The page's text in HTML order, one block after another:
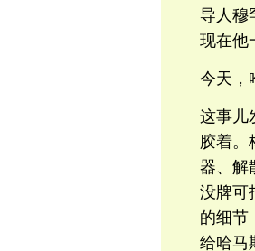
导人穆
现在他
今天，
这事儿
胶着。
器、解
没牌可
的细节
给哈马